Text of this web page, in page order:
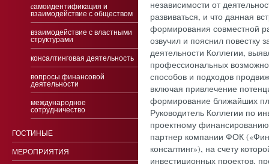
независимости от
развиваться, и что данная
формирования совместной
озвучил и пояснил повестку
деятельности Коллегии,
профессиональных
способов и подходов
включая привлечение
формирование ближайших
Руководитель Коллегии по
проектному
партнер компании ФОК
консалтинг»), на счету
инвестиционных проектов,
cамоидентификация и
взаимодействие с обществом
взаимодействие с властными
структурами
консалтинговая деятельность
вопросы финансовой
деятельности
международное
сотрудничество
ГОСТИНЫЕ
МЕРОПРИЯТИЯ